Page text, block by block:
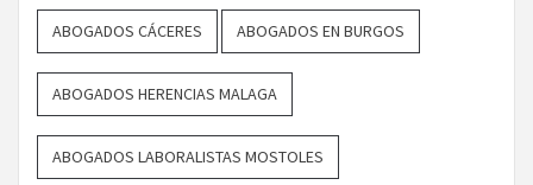
ABOGADOS CÁCERES ABOGADOS EN BURGOS
ABOGADOS HERENCIAS MALAGA
ABOGADOS LABORALISTAS MOSTOLES